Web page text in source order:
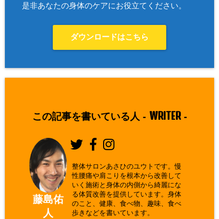
是非あなたの身体のケアにお役立てください。
ダウンロードはこちら
この記事を書いている人 - WRITER-
藤島佑
人
整体サロンあさひのユウトです。慢
性腰痛や肩こりを根本から改善して
いく施術と身体の内側から綺麗にな
る体質改善を提供しています。身体
のこと、健康、食べ物、趣味、食べ
歩きなどを書いています。